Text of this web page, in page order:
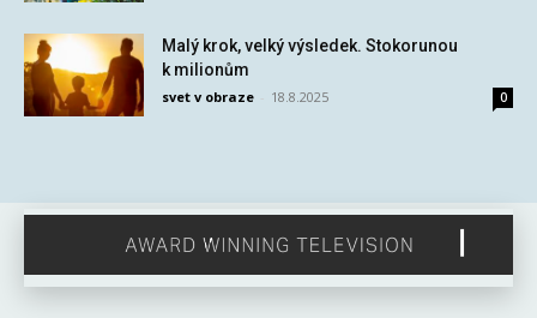
Malý krok, velký výsledek. Stokorunou
k milionům
svet v obraze 18.8.2025 0